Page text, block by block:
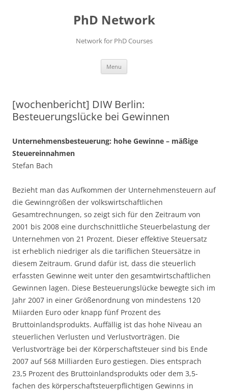
PhD Network
Network for PhD Courses
Menu
[wochenbericht] DIW Berlin:
Besteuerungslücke bei Gewinnen
Unternehmensbesteuerung: hohe Gewinne – mäßige
Steuereinnahmen
Stefan Bach
Bezieht man das Aufkommen der Unternehmensteuern auf
die Gewinngrößen der volkswirtschaftlichen
Gesamtrechnungen, so zeigt sich für den Zeitraum von
2001 bis 2008 eine durchschnittliche Steuerbelastung der
Unternehmen von 21 Prozent. Dieser effektive Steuersatz
ist erheblich niedriger als die tariflichen Steuersätze in
diesem Zeitraum. Grund dafür ist, dass die steuerlich
erfassten Gewinne weit unter den gesamtwirtschaftlichen
Gewinnen lagen. Diese Besteuerungslücke bewegte sich im
Jahr 2007 in einer Größenordnung von mindestens 120
Miiarden Euro oder knapp fünf Prozent des
Bruttoinlandsprodukts. Auffällig ist das hohe Niveau an
steuerlichen Verlusten und Verlustvorträgen. Die
Verlustvorträge bei der Körperschaftsteuer sind bis Ende
2007 auf 568 Milliarden Euro gestiegen. Dies entsprach
23,5 Prozent des Bruttoinlandsprodukts oder dem 3,5-
fachen des körperschaftsteuerpflichtigen Gewinns in